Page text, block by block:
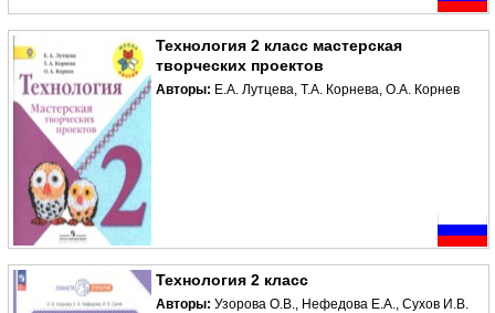
Технология 2 класс мастерская
творческих проектов
Авторы: Е.А. Лутцева, Т.А. Корнева, О.А. Корнев
Технология 2 класс
Авторы: Узорова О.В., Нефедова Е.А., Сухов И.В.